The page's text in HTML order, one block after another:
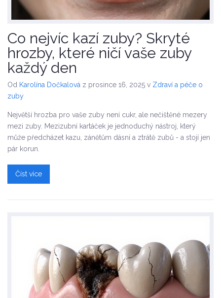
Co nejvíc kazí zuby? Skryté
hrozby, které ničí vaše zuby
každý den
Od Karolína Dočkalová z prosince 16, 2025 v Zdraví a péče o
zuby
Největší hrozba pro vaše zuby není cukr, ale nečištěné mezery
mezi zuby. Mezizubní kartáček je jednoduchý nástroj, který
může předcházet kazu, zánětům dásní a ztrátě zubů - a stojí jen
pár korun.
Číst více